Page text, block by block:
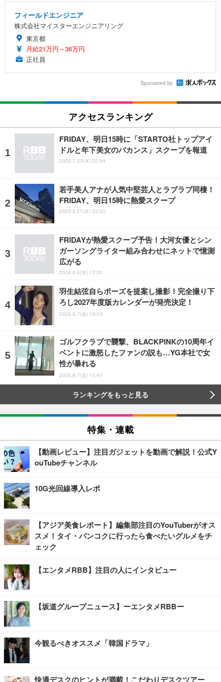
フィールドエンジニア
株式会社マイスターエンジニアリング
東京都
月給21万円～36万円
正社員
Sponsored by
アクセスランキング
FRIDAY、明日15時に「STARTO社トップアイ
ドルと年下美女のバカンス」スクープを報道
2025.7.23(水) 20:54
若手美人アナが人気中堅芸人とラブラブ同棲！
FRIDAY、明日15時に熱愛スクープ
2025.8.27(水) 22:20
FRIDAYが熱愛スクープ予告！大河女優とシン
ガーソングライター組み合わせにネットで憶測
広がる
2026.8.6(木) 13:00
羽生結弦自らポーズを提案し撮影！完全撮り下
ろし2027年度版カレンダーが発売決定！
2026.8.7(金) 16:03
ゴルフクラブで襲撃、BLACKPINKの10周年イ
ベントに激怒したファンの説も…YG本社で女
性が暴れる
2026.8.7(金) 10:47
ランキングをもっと見る
特集・連載
【動画レビュー】注目ガジェットを動画で解説！公式Y
ouTubeチャンネル
10G光回線導入レポ
【アジア美食レポート】編集部注目のYouTuberがオス
スメ！タイ・バンコクに行ったら食べたいグルメをチ
ェック
【エンタメRBB】注目の人にインタビュー
【坂道グループニュース】ーエンタメRBBー
今観るべきオススメ「韓国ドラマ」
快適デスクのヒントが満載！こだわりデスクツアー